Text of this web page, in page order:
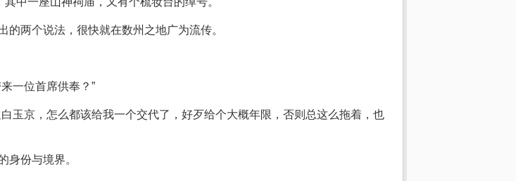
两个说法，很快就在数州之地广为流传。
一位首席供奉？”
玉京，怎么都该给我一个交代了，好歹给个大概年限，否则总这么拖着，也
身份与境界。